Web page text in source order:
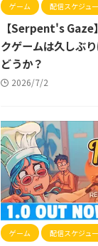
ゲーム 配信スケジュ
【Serpent's Gaze
クゲームは久しぶ
どうか？
2026/7/2
ゲーム 配信スケジュ